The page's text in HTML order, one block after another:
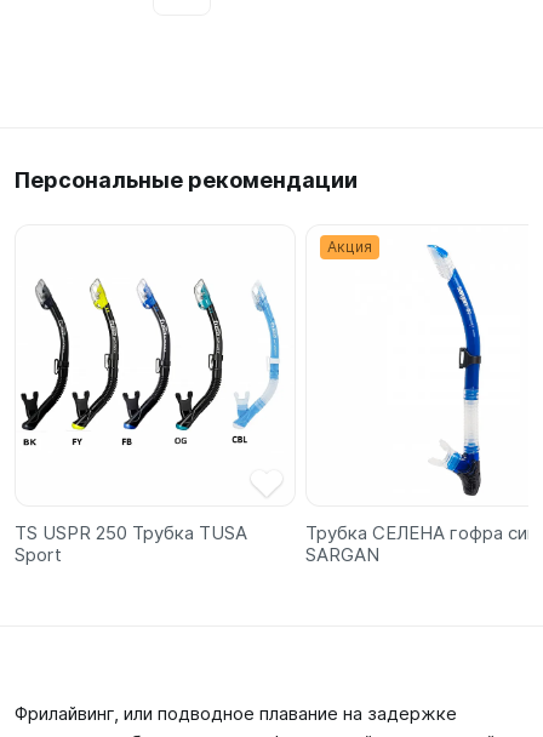
Персональные рекомендации
TS USPR 250 Трубка TUSA
Sport
Акция
Трубка СЕЛЕНА гофра
SARGAN
Фрилайвинг, или подводное плавание на задержке